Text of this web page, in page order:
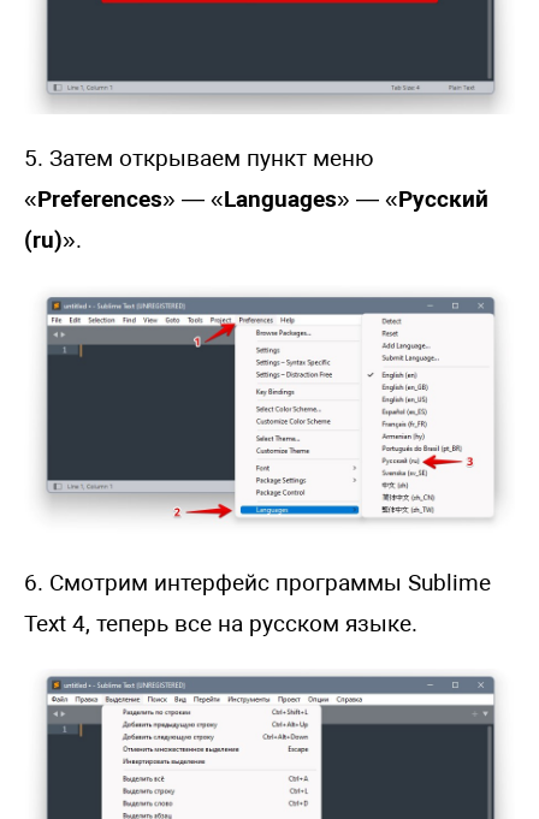
5. Затем открываем пункт меню
«Preferences» — «Languages» — «Русский
(ru)».
6. Смотрим интерфейс программы Sublime
Text 4, теперь все на русском языке.